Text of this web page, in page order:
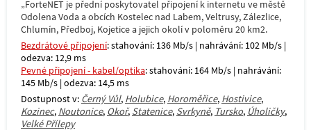
„ForteNET je přední poskytovatel připojení k internetu ve městě
Odolena Voda a obcích Kostelec nad Labem, Veltrusy, Zálezlice,
Chlumín, Předboj, Kojetice a jejich okolí v poloměru 20 km2.
Bezdrátové připojení: stahování: 136 Mb/s | nahrávání: 102 Mb/s |
odezva: 12,9 ms
Pevné připojení - kabel/optika: stahování: 164 Mb/s | nahrávání:
145 Mb/s | odezva: 14,5 ms
Dostupnost v: Černý Vůl, Holubice, Horoměřice, Hostivice,
Kozinec, Noutonice, Okoř, Statenice, Svrkyně, Tursko, Úholičky,
Velké Přílepy